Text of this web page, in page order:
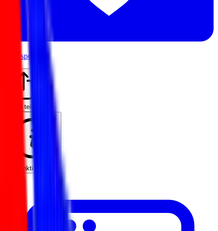
Geld spenden
Profil teilen
So funktioniert es